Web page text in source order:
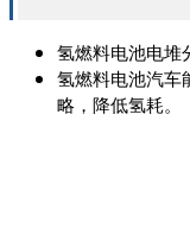
氢燃料电池电堆
氢燃料电池汽车
略，降低氢耗。